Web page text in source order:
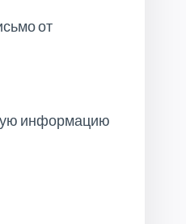
от
информацию